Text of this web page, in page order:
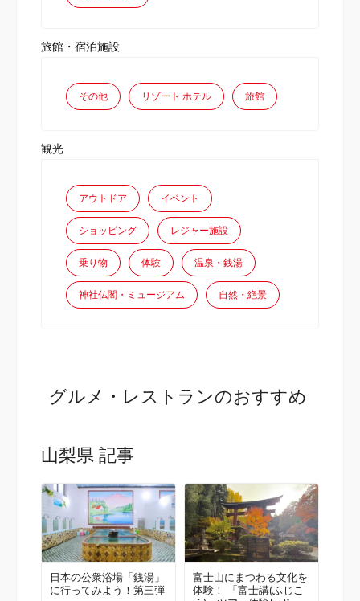
旅館・宿泊施設
その他 リゾート ホテル 旅館
観光
アウトドア イベント
ショッピング レジャー施設
乗り物 体験 温泉・銭湯
神社仏閣・ミュージアム 自然・絶景
グルメ・レストランのおすすめ
山梨県 記事
日本の公衆浴場「銭湯」
に行ってみよう！第三弾
富士山にまつわる文化を
体験！ 「富士講(ふじこ